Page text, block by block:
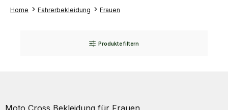
Home Fahrerbekleidung Frauen
Produkte filtern